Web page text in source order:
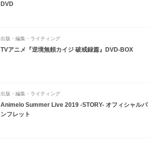
DVD
出版・編集・ライティング
TVアニメ『逆境無頼カイジ 破戒録篇』DVD-BOX
出版・編集・ライティング
Animelo Summer Live 2019 -STORY- オフィシャルパ
ンフレット